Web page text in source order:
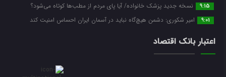
9:15 نسخه جدید پزشک خانواده/ آیا پای مردم از مطب‌ها‌ کوتاه می‌شود؟
9:01 امیر شکوری: دشمن هیچ‌گاه نباید در آسمان ایران احساس امنیت کند
اعتبار بانک اقتصاد